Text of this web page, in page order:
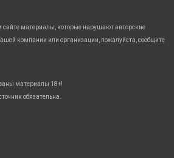
материалы, которые нарушают авторские
компании или организации, пожалуйста, сообщите
материалы 18+!
обязательна.